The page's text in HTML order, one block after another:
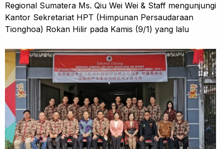
Regional Sumatera Ms. Qiu Wei Wei & Staff mengunjungi
Kantor Sekretariat HPT (Himpunan Persaudaraan
Tionghoa) Rokan Hilir pada Kamis (9/1) yang lalu